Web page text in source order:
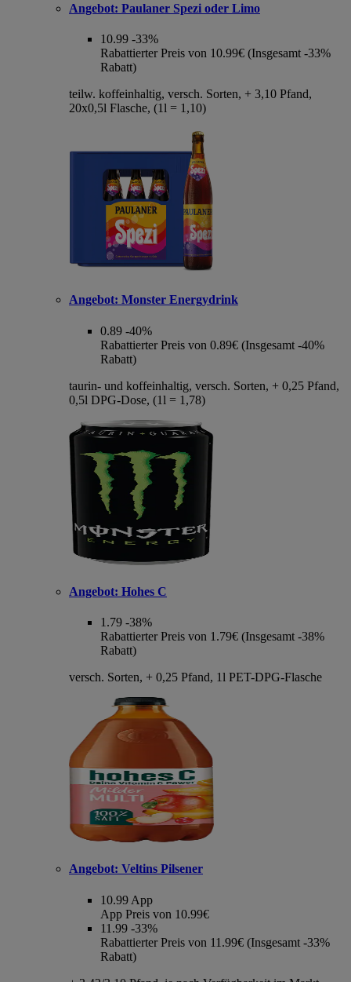
Angebot: Paulaner Spezi oder Limo
10.99 -33%
Rabattierter Preis von 10.99€ (Insgesamt -33%
Rabatt)
teilw. koffeinhaltig, versch. Sorten, + 3,10 Pfand,
20x0,5l Flasche, (1l = 1,10)
Angebot: Monster Energydrink
0.89 -40%
Rabattierter Preis von 0.89€ (Insgesamt -40%
Rabatt)
taurin- und koffeinhaltig, versch. Sorten, + 0,25 Pfand,
0,5l DPG-Dose, (1l = 1,78)
Angebot: Hohes C
1.79 -38%
Rabattierter Preis von 1.79€ (Insgesamt -38%
Rabatt)
versch. Sorten, + 0,25 Pfand, 1l PET-DPG-Flasche
Angebot: Veltins Pilsener
10.99 App
App Preis von 10.99€
11.99 -33%
Rabattierter Preis von 11.99€ (Insgesamt -33%
Rabatt)